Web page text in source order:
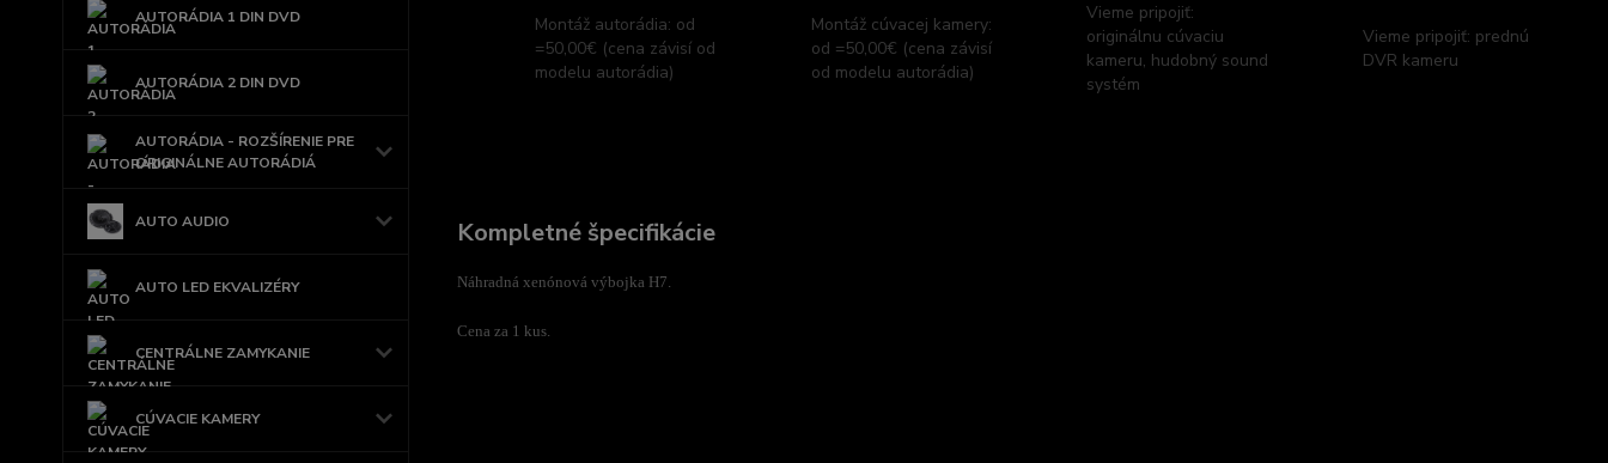
AUTORÁDIA 1 DIN DVD
AUTORÁDIA 2 DIN DVD
AUTORÁDIA - ROZŠÍRENIE PRE
ORIGINÁLNE AUTORÁDIÁ
AUTO AUDIO
AUTO LED EKVALIZÉRY
CENTRÁLNE ZAMYKANIE
CÚVACIE KAMERY
Montáž autorádia: od
=50,00€ (cena závisí od
modelu autorádia)
Montáž cúvacej kamery:
od =50,00€ (cena závisí
od modelu autorádia)
Vieme pripojiť:
originálnu cúvaciu
kameru, hudobný sound
systém
Vieme pripojiť: prednú
DVR kameru
Kompletné špecifikácie
Náhradná xenónová výbojka H7.
Cena za 1 kus.